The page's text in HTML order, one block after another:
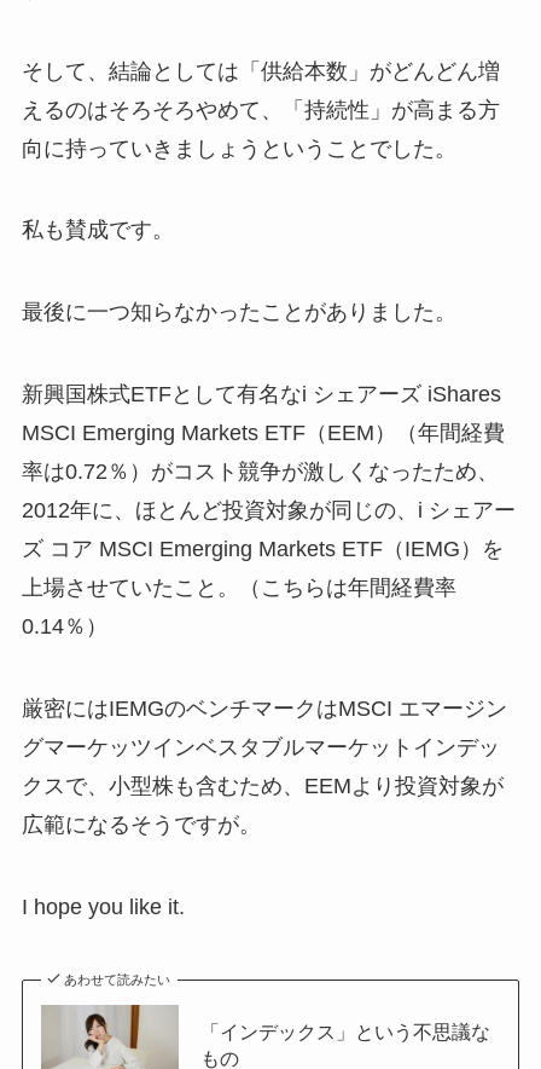
そして、結論としては「供給本数」がどんどん増
えるのはそろそろやめて、「持続性」が高まる方
向に持っていきましょうということでした。
私も賛成です。
最後に一つ知らなかったことがありました。
新興国株式ETFとして有名なi シェアーズ iShares
MSCI Emerging Markets ETF（EEM）（年間経費
率は0.72％）がコスト競争が激しくなったため、
2012年に、ほとんど投資対象が同じの、i シェアー
ズ コア MSCI Emerging Markets ETF（IEMG）を
上場させていたこと。（こちらは年間経費率
0.14％）
厳密にはIEMGのベンチマークはMSCI エマージン
グマーケッツインベスタブルマーケットインデッ
クスで、小型株も含むため、EEMより投資対象が
広範になるそうですが。
I hope you like it.
あわせて読みたい
「インデックス」という不思議な
もの